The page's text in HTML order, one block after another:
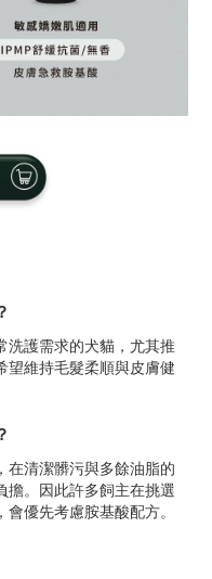
洗護需求的犬貓，尤其推
望維持毛髮柔順與皮膚健
在清潔髒污與多餘油脂的
擔。因此許多飼主在挑選
優先考慮胺基酸配方。